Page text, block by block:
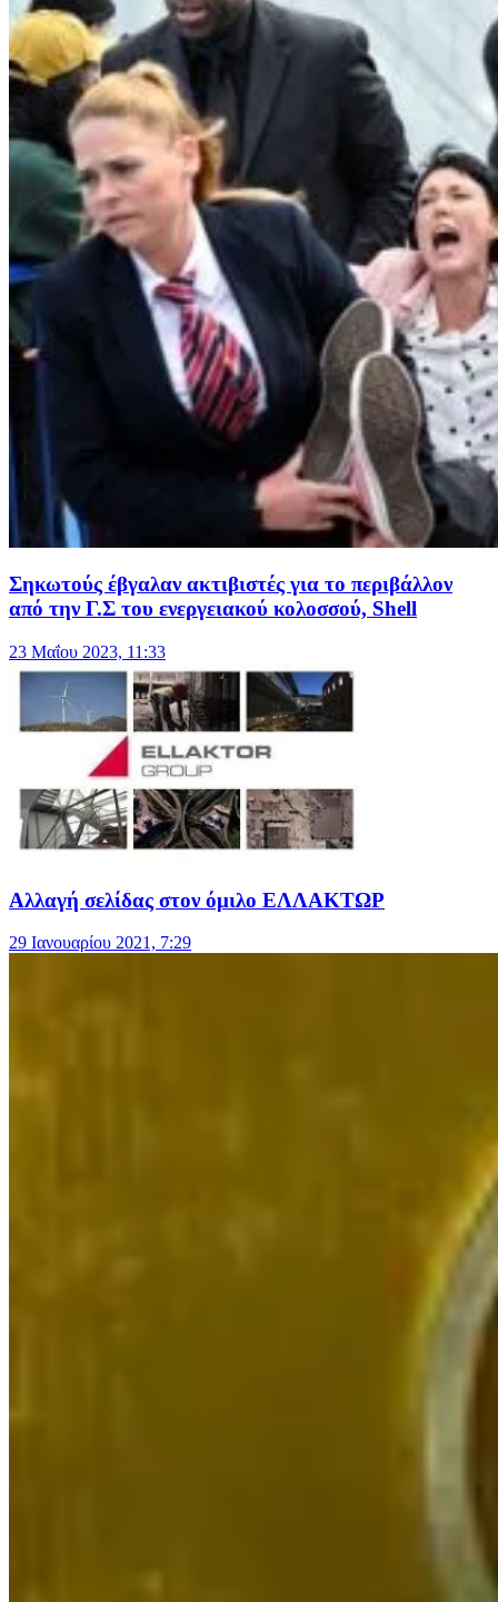
Σηκωτούς έβγαλαν ακτιβιστές για το περιβάλλον
από την Γ.Σ τoυ ενεργειακού κολοσσού, Shell
23 Μαΐου 2023, 11:33
Αλλαγή σελίδας στον όμιλο ΕΛΛΑΚΤΩΡ
29 Ιανουαρίου 2021, 7:29